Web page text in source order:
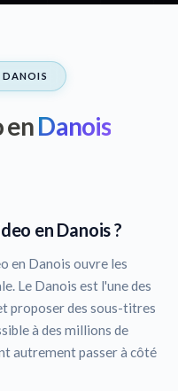
DANOIS
enDanois
en Danois ?
en Danois ouvre les
Le Danois est l'une des
proposer des sous-titres
à des millions de
autrement passer à côté